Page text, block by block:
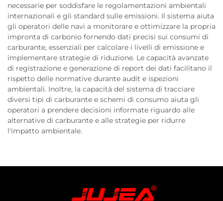
necessarie per soddisfare le regolamentazioni ambientali
internazionali e gli standard sulle emissioni. Il sistema aiuta
gli operatori delle navi a monitorare e ottimizzare la propria
impronta di carbonio fornendo dati precisi sui consumi di
carburante, essenziali per calcolare i livelli di emissione e
implementare strategie di riduzione. Le capacità avanzate
di registrazione e generazione di report dei dati facilitano il
rispetto delle normative durante audit e ispezioni
ambientali. Inoltre, la capacità del sistema di tracciare
diversi tipi di carburante e schemi di consumo aiuta gli
operatori a prendere decisioni informate riguardo alle
alternative di carburante e alle strategie per ridurre
l'impatto ambientale.